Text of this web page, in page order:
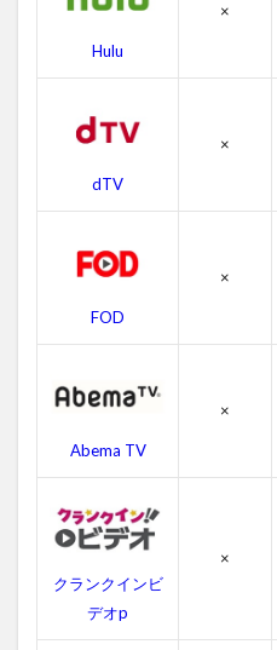
ハン
感想
ハン
キャ
ス
吹き
替え
4.3
コッ
クの
ッフ
ハン
コッ
クの
Hulu
×
dTV
×
FOD
×
Abema TV
×
クランクインビ
デオp
×